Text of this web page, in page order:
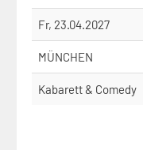
Fr, 23.04.2027
MÜNCHEN
Kabarett & Comedy